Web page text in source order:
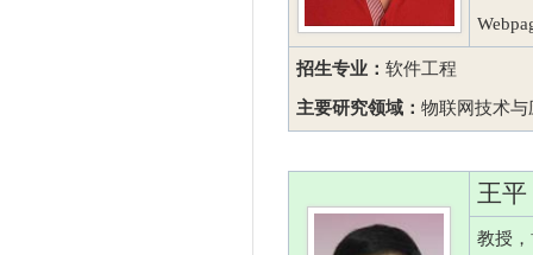
招生专业： 软件工程
主要研究领域： 物联网技术
王平
教授